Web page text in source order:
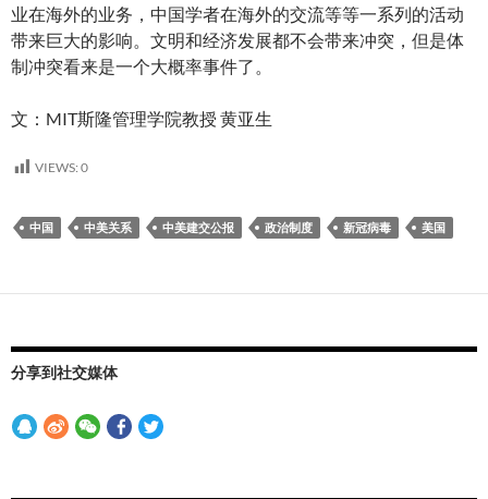
业在海外的业务，中国学者在海外的交流等等一系列的活动
带来巨大的影响。文明和经济发展都不会带来冲突，但是体
制冲突看来是一个大概率事件了。
文：MIT斯隆管理学院教授 黄亚生
VIEWS: 0
中国 中美关系 中美建交公报 政治制度 新冠病毒 美国
分享到社交媒体